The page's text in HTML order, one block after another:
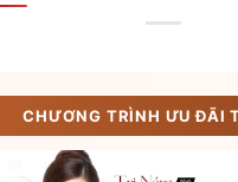
CHƯƠNG TRÌNH ƯU ĐÃI